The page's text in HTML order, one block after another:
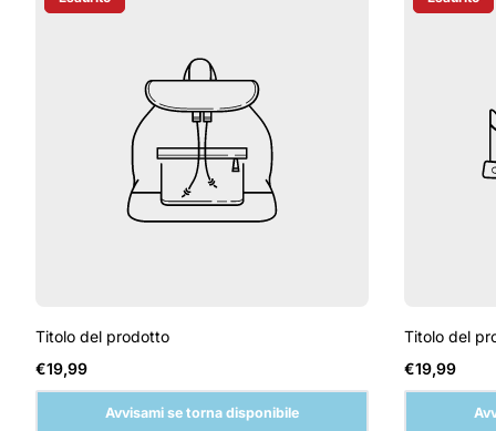
Titolo del prodotto
Prezzo
normale
€19,99
Avvisami se torna disponibile
Titolo del
Prezzo
normale
€19,99